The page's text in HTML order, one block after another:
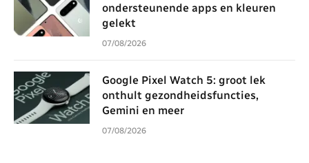
ondersteunende apps en kleuren
gelekt
07/08/2026
Google Pixel Watch 5: groot lek
onthult gezondheidsfuncties,
Gemini en meer
07/08/2026